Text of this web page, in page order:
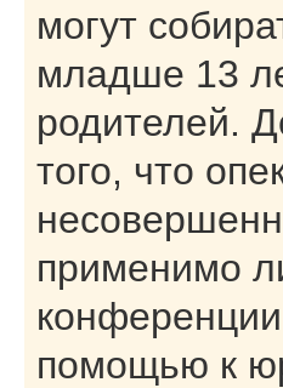
могут
младше 13
родителей.
того, что
применимо
помощью к